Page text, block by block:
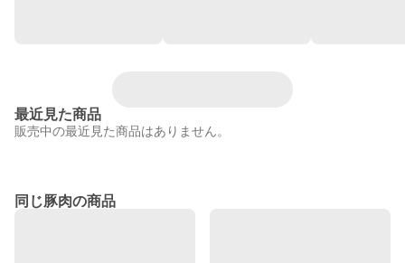
最近見た商品
販売中の最近見た商品はありません。
同じ豚肉の商品